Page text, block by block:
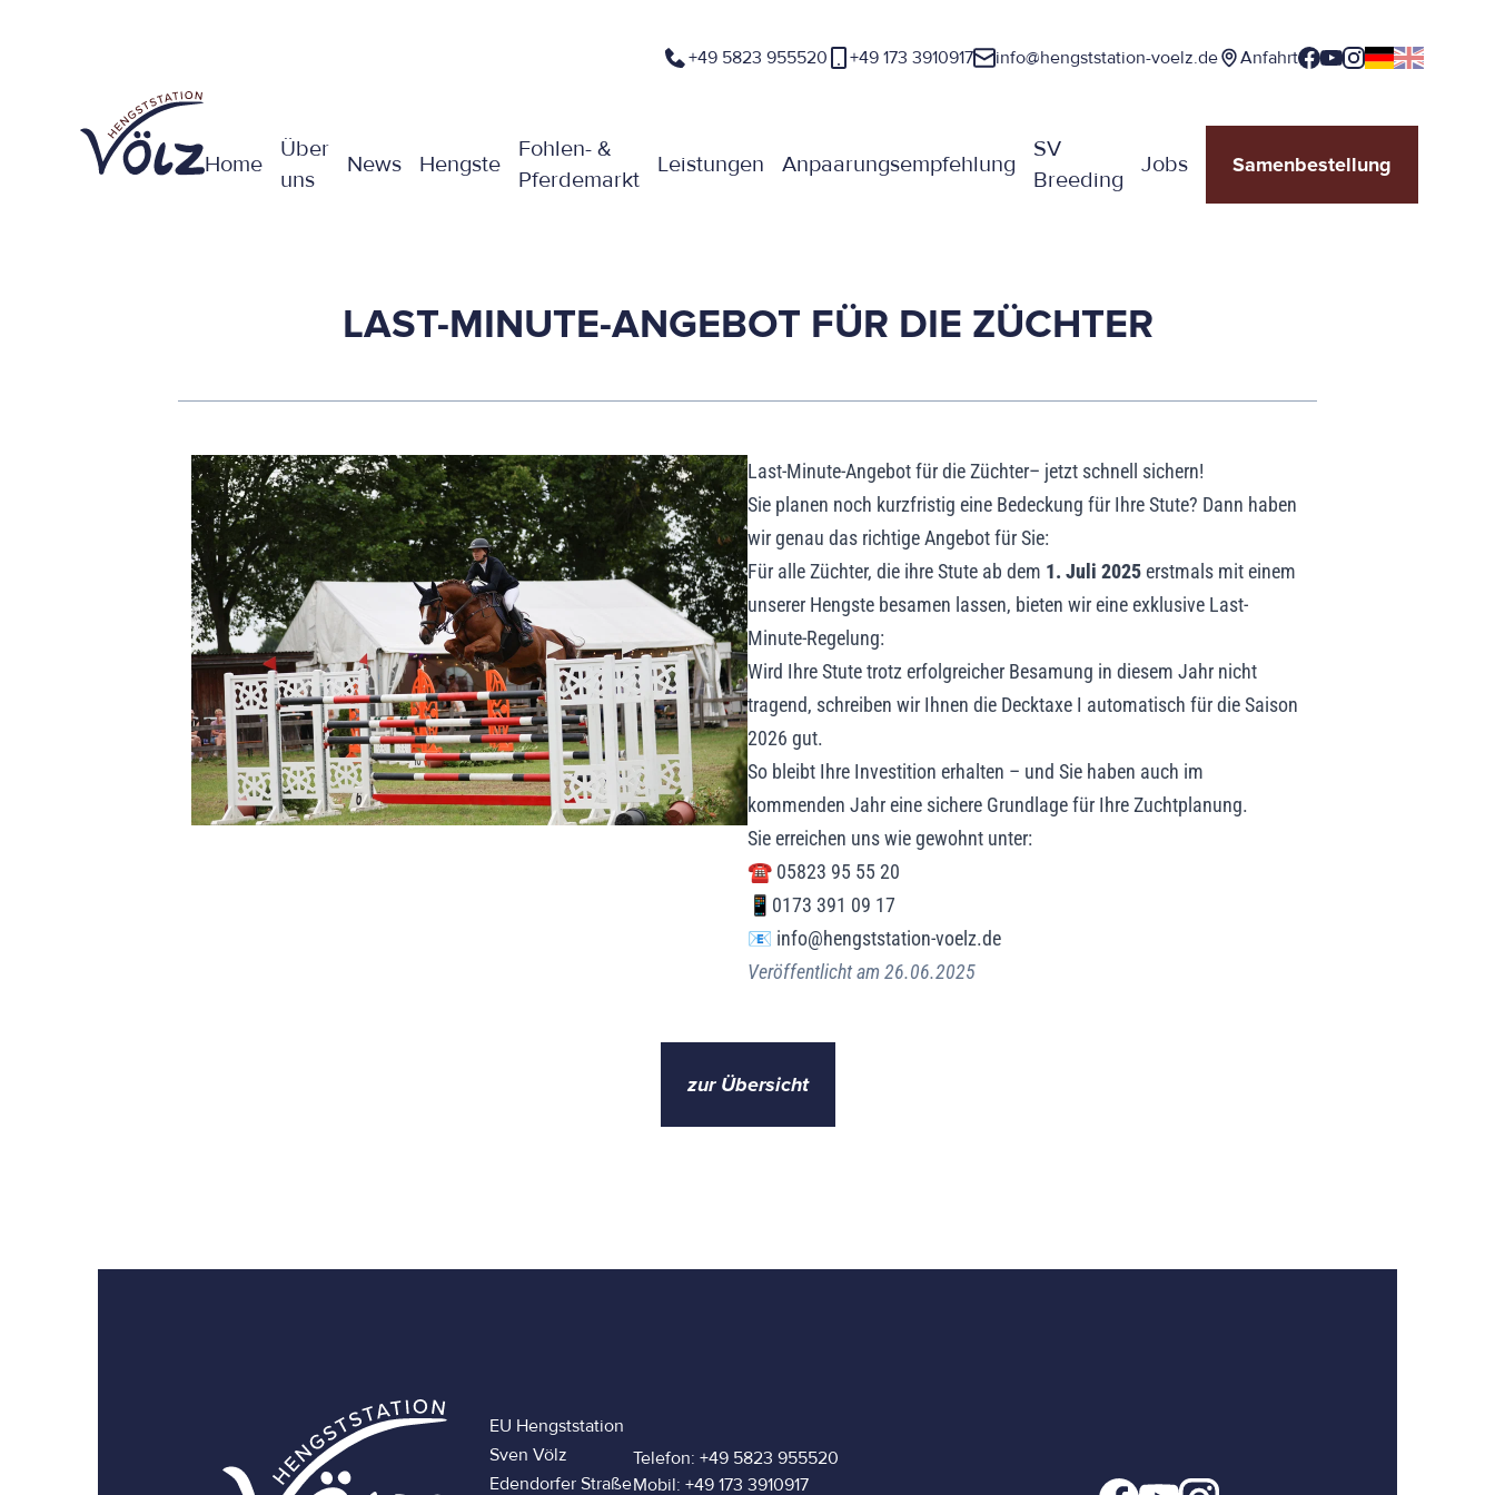
+49 5823 955520 +49 173 3910917 info@hengststation-voelz.de Anfahrt
Home
Über
uns
News Hengste
Fohlen- &
Pferdemarkt
Leistungen Anpaarungsempfehlung
SV
Breeding
Jobs Samenbestellung
LAST-MINUTE-ANGEBOT FÜR DIE ZÜCHTER
Last-Minute-Angebot für die Züchter– jetzt schnell sichern!
Sie planen noch kurzfristig eine Bedeckung für Ihre Stute? Dann haben
wir genau das richtige Angebot für Sie:
Für alle Züchter, die ihre Stute ab dem 1. Juli 2025erstmals mit einem
unserer Hengste besamen lassen, bieten wir eine exklusive Last-
Minute-Regelung:
Wird Ihre Stute trotz erfolgreicher Besamung in diesem Jahr nicht
tragend, schreiben wir Ihnen die Decktaxe I automatisch für die Saison
2026 gut.
So bleibt Ihre Investition erhalten – und Sie haben auch im
kommenden Jahr eine sichere Grundlage für Ihre Zuchtplanung.
Sie erreichen uns wie gewohnt unter:
☎ 05823 95 55 20
📱0173 391 09 17
📧 info@hengststation-voelz.de
Veröffentlicht am 26.06.2025
zur Übersicht
EU Hengststation
Sven Völz
Edendorfer Straße
Telefon: +49 5823 955520
Mobil: +49 173 3910917